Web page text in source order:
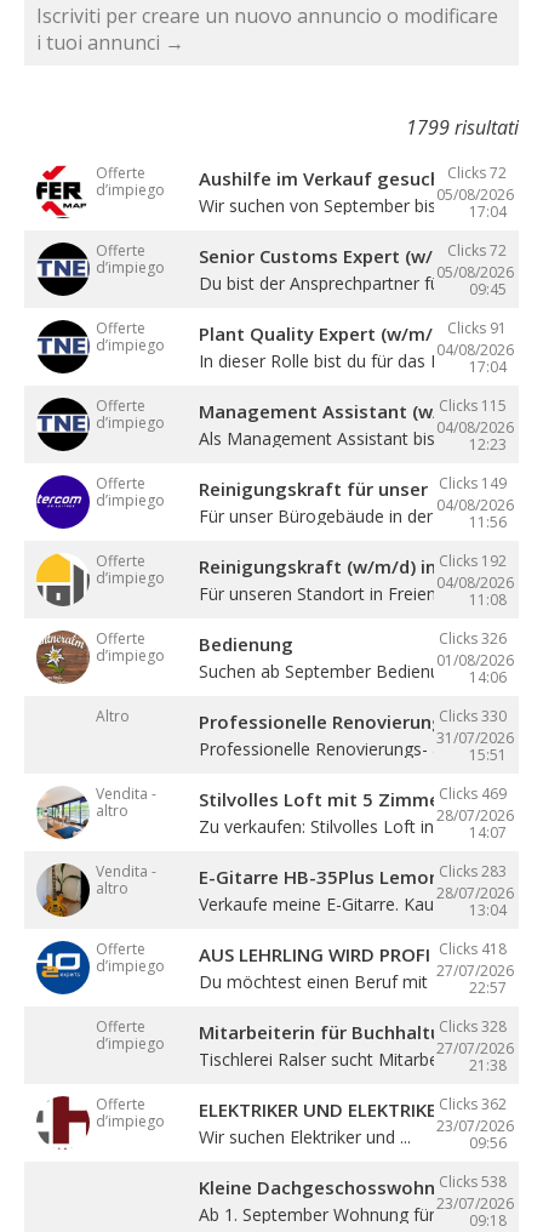
Iscriviti per creare un nuovo annuncio o modificare
i tuoi annunci →
1799 risultati
Offerte
d’impiego
Clicks 72
05/08/2026
17:04
Aushilfe im Verkauf gesucht
Wir suchen von September bis Dezember
Offerte
d’impiego
Clicks 72
05/08/2026
09:45
Senior Customs Expert (w/m/d)
Du bist der Ansprechpartner für alle
Offerte
d’impiego
Clicks 91
04/08/2026
17:04
Plant Quality Expert (w/m/d)
In dieser Rolle bist du für das Management
Offerte
d’impiego
Clicks 115
04/08/2026
12:23
Management Assistant (w/m/d)
Als Management Assistant bist du eine ...
Offerte
d’impiego
Clicks 149
04/08/2026
11:56
Reinigungskraft für unser
Für unser Bürogebäude in der
Offerte
d’impiego
Clicks 192
04/08/2026
11:08
Reinigungskraft (w/m/d) in Teilzeit
Für unseren Standort in Freienfeld suchen ...
Offerte
d’impiego
Clicks 326
01/08/2026
14:06
Bedienung
Suchen ab September Bedienung in
Altro
Clicks 330
31/07/2026
15:51
Professionelle Renovierung
Professionelle Renovierungs- &
Vendita -
altro
Clicks 469
28/07/2026
14:07
Stilvolles Loft mit 5 Zimmern
Zu verkaufen: Stilvolles Loft in Sterzing! ...
Vendita -
altro
Clicks 283
28/07/2026
13:04
E-Gitarre HB-35Plus Lemon
Verkaufe meine E-Gitarre. Kaum gespielt, ...
Offerte
d’impiego
Clicks 418
27/07/2026
22:57
AUS LEHRLING WIRD PROFI – STARTE
Du möchtest einen Beruf mit Zukunft
Offerte
d’impiego
Clicks 328
27/07/2026
21:38
Mitarbeiterin für Buchhaltung (m/w/d)
Tischlerei Ralser sucht Mitarbeiterin für ...
Offerte
d’impiego
Clicks 362
23/07/2026
09:56
ELEKTRIKER UND ELEKTRIKERLEHRLING
Wir suchen Elektriker und ...
Clicks 538
23/07/2026
09:18
Kleine Dachgeschosswohnung mit
Ab 1. September Wohnung für eine Person